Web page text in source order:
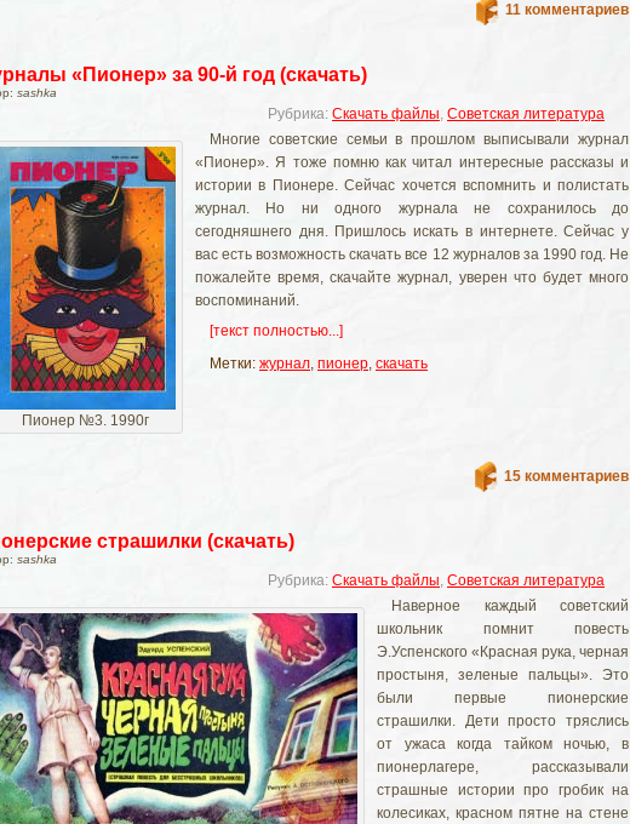
11 комментариев
«Пионер» за 90-й год (скачать)
sashka
Рубрика: Скачать файлы, Советская литература
Пионер №3. 1990г
Многие советские семьи в прошлом выписывали журнал
«Пионер». Я тоже помню как читал интересные рассказы и
истории в Пионере. Сейчас хочется вспомнить и полистать
журнал. Но ни одного журнала не сохранилось до
сегодняшнего дня. Пришлось искать в интернете. Сейчас у
вас есть возможность скачать все 12 журналов за 1990 год. Не
пожалейте время, скачайте журнал, уверен что будет много
воспоминаний.
[текст полностью...]
Метки: журнал, пионер, скачать
15 комментариев
страшилки (скачать)
sashka
Рубрика: Скачать файлы, Советская литература
Наверное каждый советский
школьник помнит повесть
Э.Успенского «Красная рука, черная
простыня, зеленые пальцы». Это
были первые пионерские
страшилки. Дети просто тряслись
от ужаса когда тайком ночью, в
пионерлагере, рассказывали
страшные истории про гробик на
колесиках, красном пятне на стене